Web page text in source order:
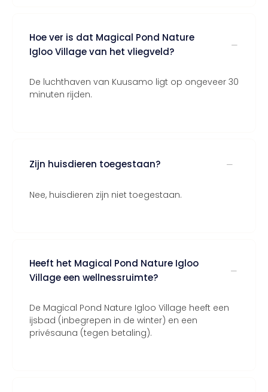
Hoe ver is dat Magical Pond Nature
Igloo Village van het vliegveld?
De luchthaven van Kuusamo ligt op ongeveer 30
minuten rijden.
Zijn huisdieren toegestaan?
Nee, huisdieren zijn niet toegestaan.
Heeft het Magical Pond Nature Igloo
Village een wellnessruimte?
De Magical Pond Nature Igloo Village heeft een
ijsbad (inbegrepen in de winter) en een
privésauna (tegen betaling).